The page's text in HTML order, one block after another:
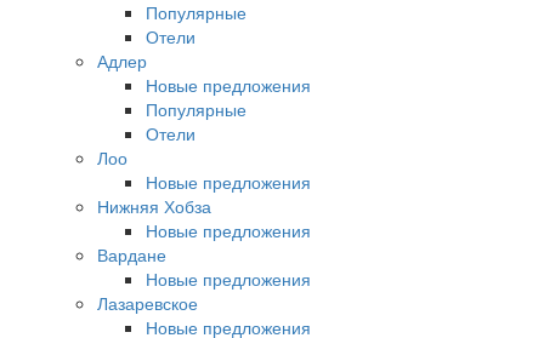
Популярные
Отели
Адлер
Новые предложения
Популярные
Отели
Лоо
Новые предложения
Нижняя Хобза
Новые предложения
Вардане
Новые предложения
Лазаревское
Новые предложения